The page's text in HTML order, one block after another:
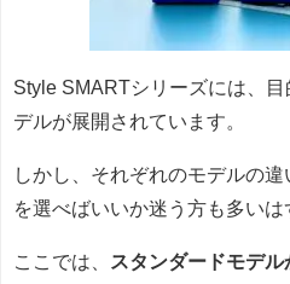
Style SMARTシリーズには、
デルが展開されています。
しかし、それぞれのモデルの
を選べばいいか迷う方も多いは
ここでは、
スタンダードモデ